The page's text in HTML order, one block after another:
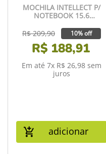
MOCHILA INTELLECT P/
NOTEBOOK 15.6
TBB565
R$ 209,90 10% off
R$ 188,91
Em até 7x R$ 26,98 sem
juros
adicionar